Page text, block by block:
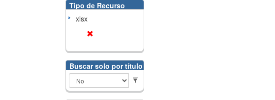
Tipo de Recurso
xlsx
Buscar solo por título